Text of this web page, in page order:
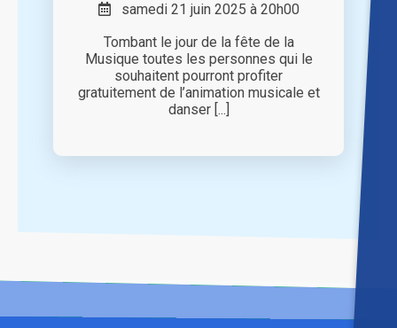
samedi 21 juin 2025 à 20h00
Tombant le jour de la fête de la
Musique toutes les personnes qui le
souhaitent pourront profiter
gratuitement de l’animation musicale et
danser [...]